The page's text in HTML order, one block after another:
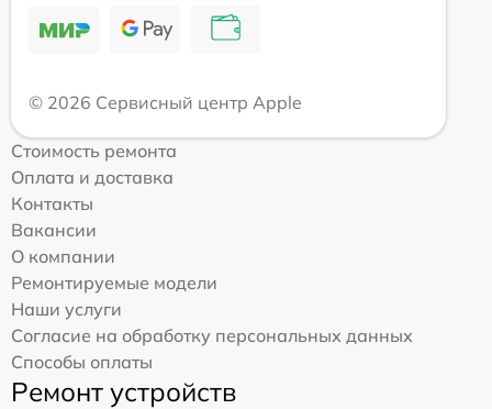
© 2026 Сервисный центр Apple
Стоимость ремонта
Оплата и доставка
Контакты
Вакансии
О компании
Ремонтируемые модели
Наши услуги
Согласие на обработку персональных данных
Способы оплаты
Ремонт устройств